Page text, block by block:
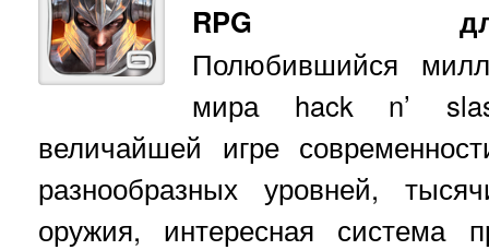
RPG
Полюбившийся
мира hack n’
величайшей игре
разнообразных уровней,
оружия, интересная система